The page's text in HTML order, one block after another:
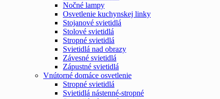
Nočné lampy
Osvetlenie kuchynskej linky
Stojanové svietidlá
Stolové svietidlá
Stropné svietidlá
Svietidlá nad obrazy
Závesné svietidlá
Zápustné svietidlá
Vnútorné domáce osvetlenie
Stropné svietidlá
Svietidlá nástenné-stropné